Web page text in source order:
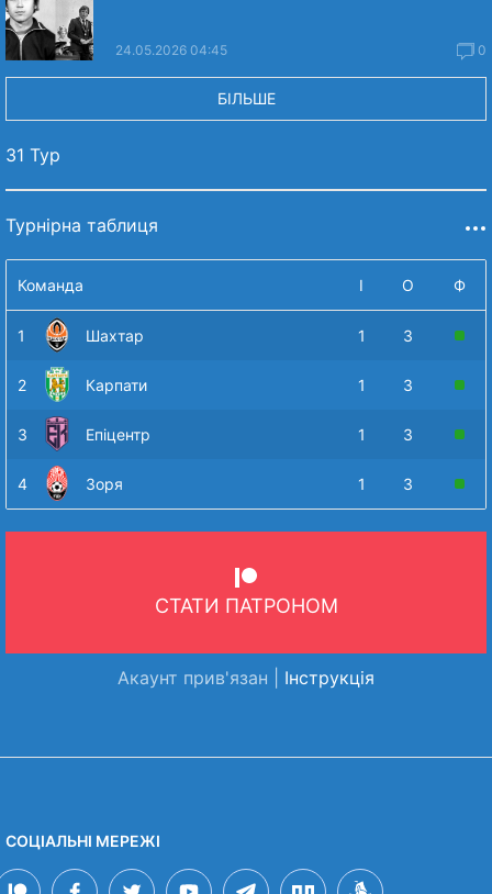
24.05.2026 04:45 0
БІЛЬШЕ
31 Тур
Турнірна таблиця
Команда І О Ф
1 Шахтар 1 3
2 Карпати 1 3
3 Епіцентр 1 3
4 Зоря 1 3
СТАТИ ПАТРОНОМ
Акаунт прив'язан | Інструкція
СОЦІАЛЬНІ МЕРЕЖІ